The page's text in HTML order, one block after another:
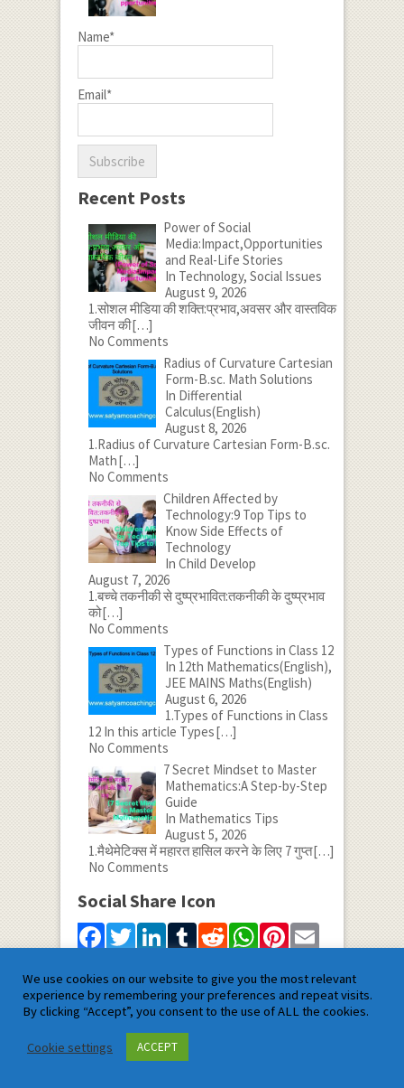
Name*
Email*
Recent Posts
Power of Social
Media:Impact,Opportunities
and Real-Life Stories
In Technology, Social Issues
August 9, 2026
1.सोशल मीडिया की शक्ति:प्रभाव,अवसर और वास्तविक
जीवन की[…]
No Comments
Radius of Curvature Cartesian
Form-B.sc. Math Solutions
In Differential
Calculus(English)
August 8, 2026
1.Radius of Curvature Cartesian Form-B.sc.
Math[…]
No Comments
Children Affected by
Technology:9 Top Tips to
Know Side Effects of
Technology
In Child Develop
August 7, 2026
1.बच्चे तकनीकी से दुष्प्रभावित:तकनीकी के दुष्प्रभाव
को[…]
No Comments
Types of Functions in Class 12
In 12th Mathematics(English),
JEE MAINS Maths(English)
August 6, 2026
1.Types of Functions in Class
12 In this article Types[…]
No Comments
7 Secret Mindset to Master
Mathematics:A Step-by-Step
Guide
In Mathematics Tips
August 5, 2026
1.मैथेमेटिक्स में महारत हासिल करने के लिए 7 गुप्त[…]
No Comments
Social Share Icon
Facebook
Twitter
LinkedIn
Tumblr
Reddit
WhatsApp
Pinterest
Email
Share
Satyam Mathematics
We use cookies on our website to give you the most relevant
experience by remembering your preferences and repeat visits.
By clicking “Accept”, you consent to the use of ALL the cookies.
Cookie settings ACCEPT